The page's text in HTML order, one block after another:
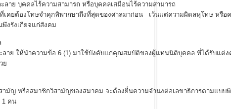
ลไร้ความสามารถ หรือบุคคลเสมือนไร้ความสามารถ
ษจำคุกพิพากษาถึงที่สุดของศาลมาก่อน เว้นแต่ความผิดลหุโทษ หรือคว
เกียจแก่สังคม
ความข้อ 6 (1) มาใช้บังคับแก่คุณสมบัติของผู้แทนนิติบุคคล ที่ได้รับแต่งตั้ง
ย
หรือสมาชิกวิสามัญของสมาคม จะต้องยื่นความจำนงต่อเลขาธิการตามแบบ
1 คน